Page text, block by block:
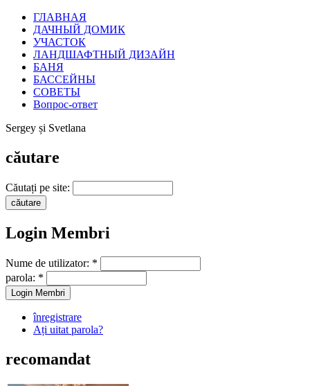
ГЛАВНАЯ
ДАЧНЫЙ ДОМИК
УЧАСТОК
ЛАНДШАФТНЫЙ ДИЗАЙН
БАНЯ
БАССЕЙНЫ
СОВЕТЫ
Вопрос-ответ
Sergey și Svetlana
căutare
Căutați pe site:
Login Membri
Nume de utilizator: *
parola: *
înregistrare
Ați uitat parola?
recomandat